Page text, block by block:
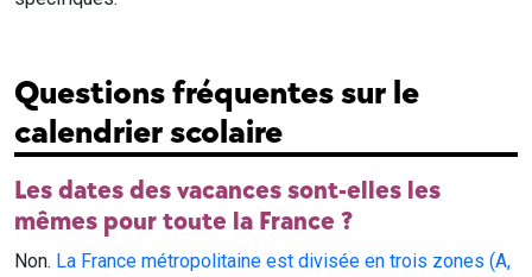
Questions fréquentes sur le
calendrier scolaire
Les dates des vacances sont-elles les
mêmes pour toute la France ?
Non. La France métropolitaine est divisée en trois zones (A,